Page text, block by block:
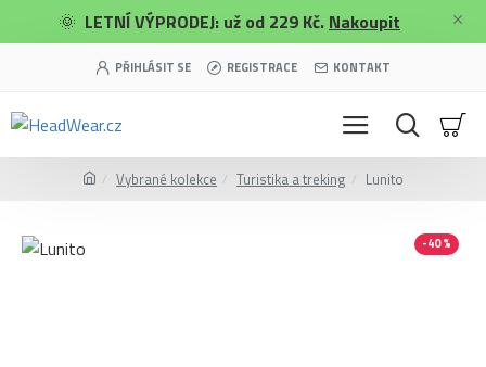
🌞 LETNÍ VÝPRODEJ: už od 229 Kč. Nakoupit
PŘIHLÁSIT SE REGISTRACE KONTAKT
Vybrané kolekce Turistika a treking Lunito
-40 %